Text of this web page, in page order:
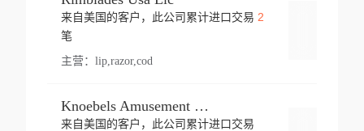
来自美国的客户，此公司累计进口交易 2
笔
主营： lip,razor,cod
Knoebels Amusement Resort
来自美国的客户，此公司累计进口交易